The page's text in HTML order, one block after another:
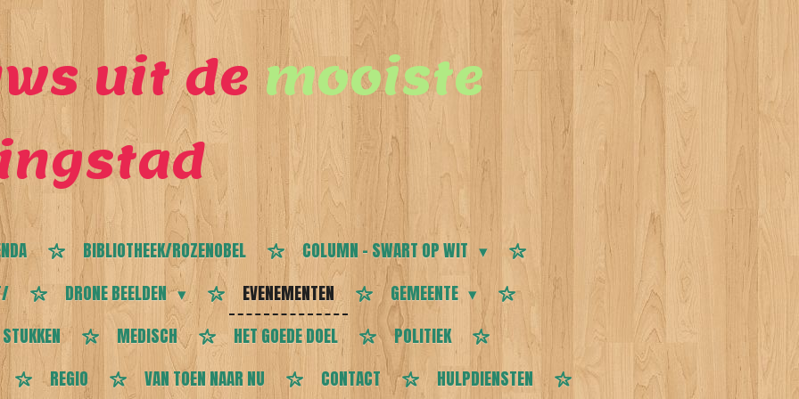
uit demooiste
BIBLIOTHEEK/ROZENOBEL
COLUMN - SWART OP WIT
DRONE BEELDEN EVENEMENTEN
GEMEENTE
MEDISCH HET GOEDE DOEL
POLITIEK
REGIO VAN TOEN NAAR NU CONTACT
HULPDIENSTEN